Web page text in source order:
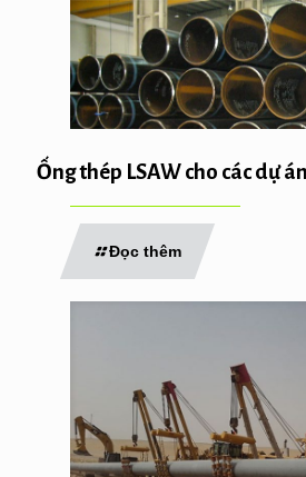
Ống thép LSAW cho các dự
Đọc thêm